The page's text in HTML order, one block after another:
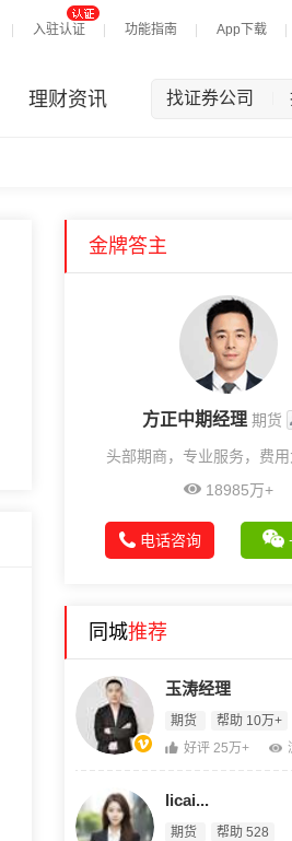
入驻认证 功能指南 App下载
理财资讯 找证券公司
金牌答主
方正中期经理 期货
头部期商，专业服务，费
18985万+
电话咨询
同城推荐
玉涛经理
期货 帮助 10万+
好评 25万+
licai...
期货 帮助 528